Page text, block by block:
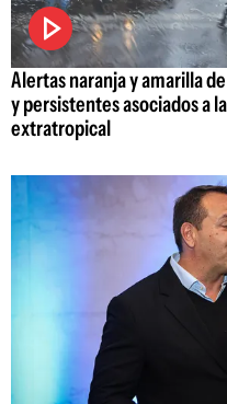
Alertas naranja y amarilla
y persistentes asociados a
extratropical